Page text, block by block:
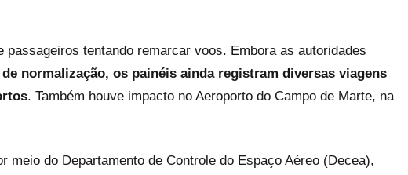
passageiros tentando remarcar voos. Embora as autoridades
normalização, os painéis ainda registram diversas viagens
. Também houve impacto no Aeroporto do Campo de Marte, na
meio do Departamento de Controle do Espaço Aéreo (Decea),